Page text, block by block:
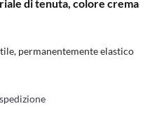
di tenuta, colore crema
permanentemente elastico